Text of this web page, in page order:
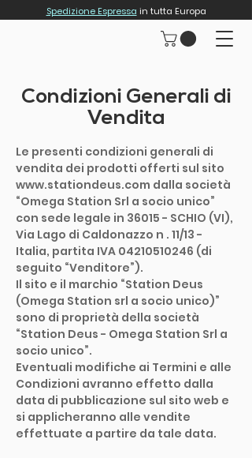
Spedizione Espressa in tutta Europa
Condizioni Generali di
Vendita
Le presenti condizioni generali di
vendita dei prodotti offerti sul sito
www.stationdeus.com dalla società
“Omega Station Srl a socio unico”
con sede legale in 36015 - SCHIO (VI),
Via Lago di Caldonazzo n . 11/13 -
Italia, partita IVA 04210510246 (di
seguito “Venditore”).
Il sito e il marchio “Station Deus
(Omega Station srl a socio unico)”
sono di proprietà della società
“Station Deus - Omega Station Srl a
socio unico”.
Eventuali modifiche ai Termini e alle
Condizioni avranno effetto dalla
data di pubblicazione sul sito web e
si applicheranno alle vendite
effettuate a partire da tale data.